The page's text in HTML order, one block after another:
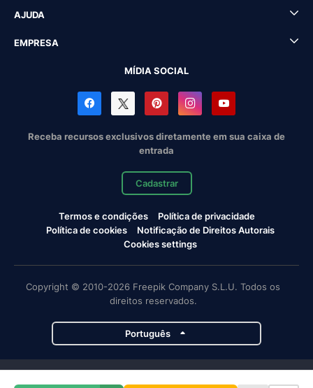
AJUDA
EMPRESA
MÍDIA SOCIAL
Receba recursos exclusivos diretamente em sua caixa de
entrada
Cadastrar
Termos e condições
Política de privacidade
Política de cookies
Notificação de Direitos Autorais
Cookies settings
Copyright © 2010-2026 Freepik Company S.L.U. Todos os
direitos reservados.
Português